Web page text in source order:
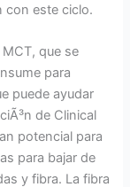
con este ciclo.
que se
para
puede ayudar
de Clinical
potencial para
para bajar de
y fibra. La fibra